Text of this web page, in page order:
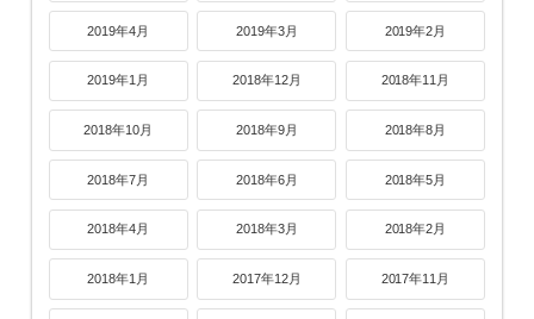
2019年4月 2019年3月 2019年2月
2019年1月 2018年12月 2018年11月
2018年10月 2018年9月 2018年8月
2018年7月 2018年6月 2018年5月
2018年4月 2018年3月 2018年2月
2018年1月 2017年12月 2017年11月